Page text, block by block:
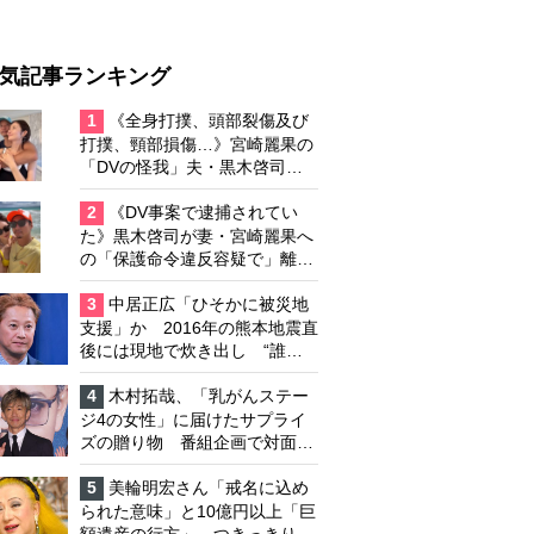
記事ランキング
1
《全身打撲、頭部裂傷及び
打撲、頸部損傷…》宮崎麗果の
「DVの怪我」夫・黒木啓司の
逮捕で始まる「夫婦の闘争」
2
《DV事案で逮捕されてい
た》黒木啓司が妻・宮崎麗果へ
の「保護命令違反容疑で」離婚
協議は「第二ステージ」へ
3
中居正広「ひそかに被災地
支援」か 2016年の熊本地震直
後には現地で炊き出し “誰に
も知られなくて良い”と、むし
ろ強まる福祉活動への思い
4
木村拓哉、「乳がんステー
ジ4の女性」に届けたサプライ
ズの贈り物 番組企画で対面し
たファンが、夢と希望を与える
心遣いに「うれしくて号泣しま
した」
5
美輪明宏さん「戒名に込め
られた意味」と10億円以上「巨